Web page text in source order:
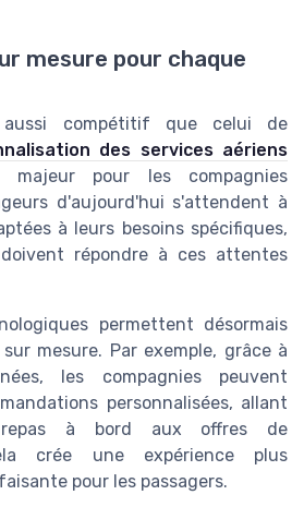
mesure pour chaque
compétitif que celui de
des services aériens
pour les compagnies
d'aujourd'hui s'attendent à
à leurs besoins spécifiques,
répondre à ces attentes
permettent désormais
mesure. Par exemple, grâce à
les compagnies peuvent
personnalisées, allant
à bord aux offres de
crée une expérience plus
pour les passagers.